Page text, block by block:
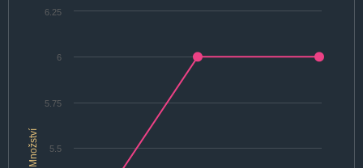
Množství 5.5
5.75
6
6.25